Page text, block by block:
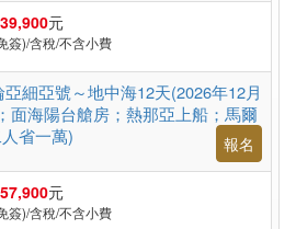
元
簽)/含稅/不含小費
亞細亞號～地中海12天(2026年12月
面海陽台艙房；熱那亞上船；馬爾
省一萬)
報名
元
簽)/含稅/不含小費